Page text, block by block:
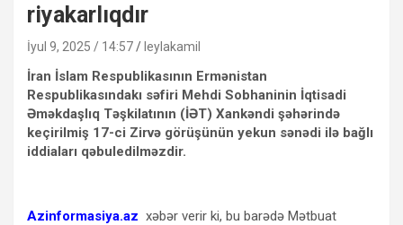
riyakarlıqdır
İyul 9, 2025 / 14:57 leylakamil
İran İslam Respublikasının Ermənistan
Respublikasındakı səfiri Mehdi Sobhaninin İqtisadi
Əməkdaşlıq Təşkilatının (İƏT) Xankəndi şəhərində
keçirilmiş 17-ci Zirvə görüşünün yekun sənədi ilə bağlı
iddiaları qəbuledilməzdir.
Azinformasiya.az xəbər verir ki, bu barədə Mətbuat